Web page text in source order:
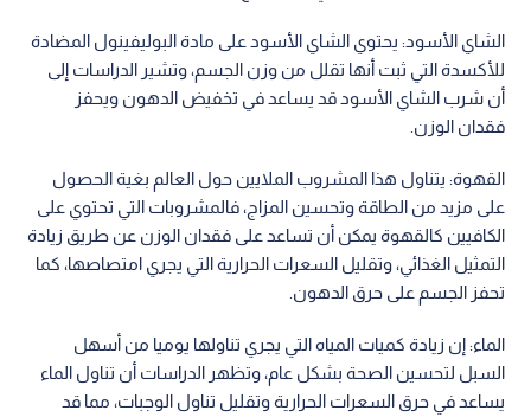
الشاي الأسود: يحتوي الشاي الأسود على مادة البوليفينول المضادة
للأكسدة التي ثبت أنها تقلل من وزن الجسم، وتشير الدراسات إلى
أن شرب الشاي الأسود قد يساعد في تخفيض الدهون ويحفز
فقدان الوزن.
القهوة: يتناول هذا المشروب الملايين حول العالم بغية الحصول
على مزيد من الطاقة وتحسين المزاج، فالمشروبات التي تحتوي على
الكافيين كالقهوة يمكن أن تساعد على فقدان الوزن عن طريق زيادة
التمثيل الغذائي، وتقليل السعرات الحرارية التي يجري امتصاصها، كما
تحفز الجسم على حرق الدهون.
الماء: إن زيادة كميات المياه التي يجري تناولها يوميا من أسهل
السبل لتحسين الصحة بشكل عام، وتظهر الدراسات أن تناول الماء
يساعد في حرق السعرات الحرارية وتقليل تناول الوجبات، مما قد